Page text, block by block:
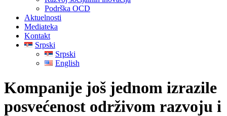
Podrška OCD
Aktuelnosti
Mediateka
Kontakt
Srpski
Srpski
English
Kompanije još jednom izrazile
posvećenost održivom razvoju i